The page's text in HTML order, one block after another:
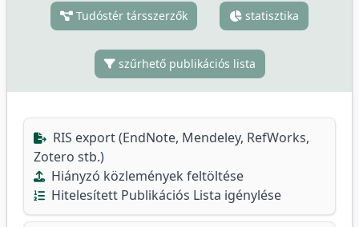
Tudóstér társszerzők statisztika
szűrhető publikációs lista
RIS export (EndNote, Mendeley, RefWorks,
Zotero stb.)
Hiányzó közlemények feltöltése
Hitelesített Publikációs Lista igénylése